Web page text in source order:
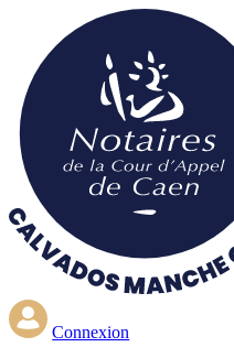
contenu
principal
Connexion